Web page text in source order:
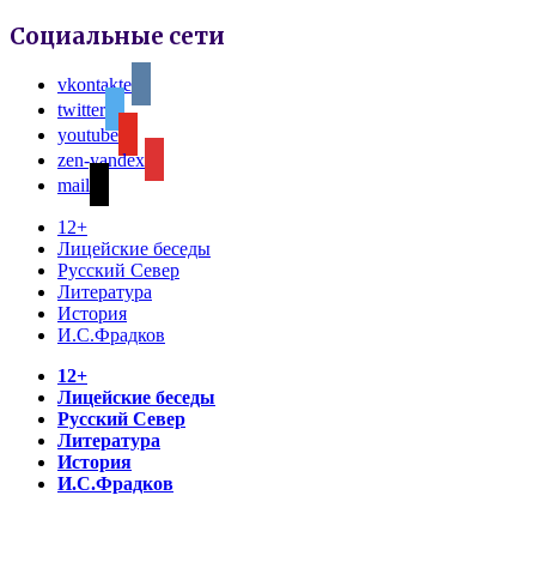
Социальные сети
vkontakte
twitter
youtube
zen-yandex
mail
12+
Лицейские беседы
Русский Север
Литература
История
И.С.Фрадков
12+
Лицейские беседы
Русский Север
Литература
История
И.С.Фрадков